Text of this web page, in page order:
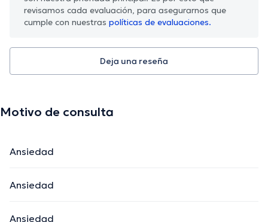
revisamos cada evaluación, para asegurarnos que
cumple con nuestras políticas de evaluaciones.
Deja una reseña
Motivo de consulta
Ansiedad
Ansiedad
Ansiedad